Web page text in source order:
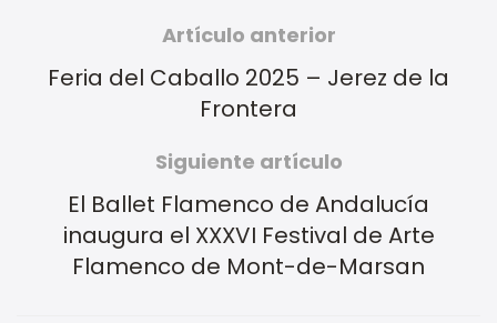
Artículo anterior
Feria del Caballo 2025 – Jerez de la
Frontera
Siguiente artículo
El Ballet Flamenco de Andalucía
inaugura el XXXVI Festival de Arte
Flamenco de Mont-de-Marsan